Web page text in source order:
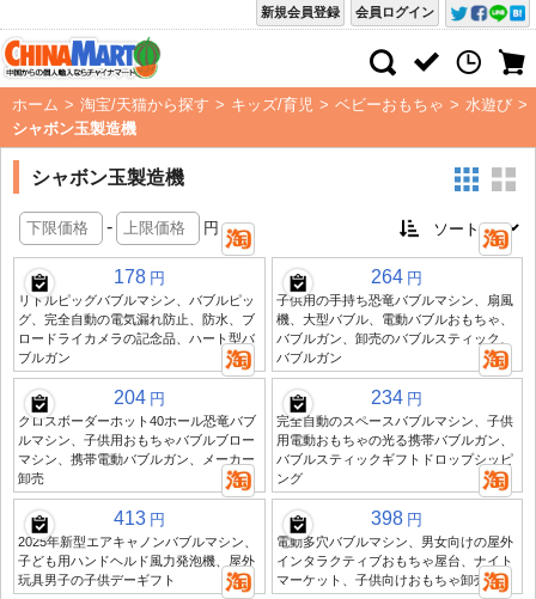
会員ログイン
新規会員登録
ホーム > 淘宝/天猫から探す > キッズ/育児 > ベビーおもちゃ > 水遊び >
シャボン玉製造機
シャボン玉製造機
- 円
178 円
リトルピッグバブルマシン、バブルピッ
グ、完全自動の電気漏れ防止、防水、ブ
ロードライカメラの記念品、ハート型バ
ブルガン
264 円
子供用の手持ち恐竜バブルマシン、扇風
機、大型バブル、電動バブルおもちゃ、
バブルガン、卸売のバブルスティック、
バブルガン
204 円
クロスボーダーホット40ホール恐竜バブ
ルマシン、子供用おもちゃバブルブロー
マシン、携帯電動バブルガン、メーカー
卸売
234 円
完全自動のスペースバブルマシン、子供
用電動おもちゃの光る携帯バブルガン、
バブルスティックギフトドロップシッピ
ング
413 円
2025年新型エアキャノンバブルマシン、
子ども用ハンドヘルド風力発泡機、屋外
玩具男子の子供デーギフト
398 円
電動多穴バブルマシン、男女向けの屋外
インタラクティブおもちゃ屋台、ナイト
マーケット、子供向けおもちゃ卸売